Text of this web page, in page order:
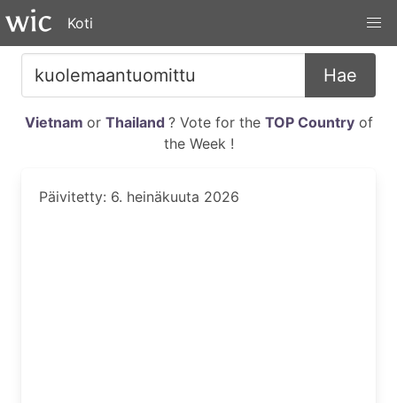
Koti
Hae
Vietnam or Thailand ? Vote for the TOP Countryof
the Week !
Päivitetty: 6. heinäkuuta 2026